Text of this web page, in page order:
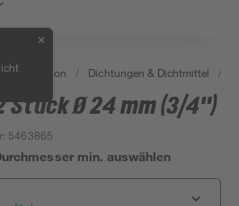
✕
/ Dichtungen & Dichtmittel /
Stück Ø 24 mm (3/4")
: 5463865
min. auswählen